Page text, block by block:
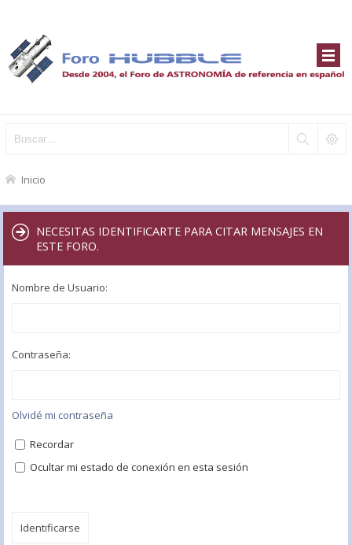
Inicio
NECESITAS IDENTIFICARTE PARA CITAR MENSAJES EN
ESTE FORO.
Nombre de Usuario:
Contraseña:
Olvidé mi contraseña
Recordar
Ocultar mi estado de conexión en esta sesión